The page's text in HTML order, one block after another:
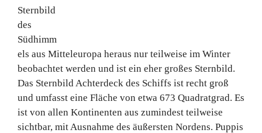
Sternbild
des
Südhimm
els aus Mitteleuropa heraus nur teilweise im Winter
beobachtet werden und ist ein eher großes Sternbild.
Das Sternbild Achterdeck des Schiffs ist recht groß
und umfasst eine Fläche von etwa 673 Quadratgrad. Es
ist von allen Kontinenten aus zumindest teilweise
sichtbar, mit Ausnahme des äußersten Nordens. Puppis